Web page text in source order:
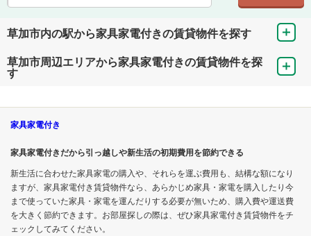
草加市内の駅から家具家電付きの賃貸物件を探す
草加市周辺エリアから家具家電付きの賃貸物件を探
す
家具家電付き
家具家電付きだから引っ越しや新生活の初期費用を節約できる
新生活に合わせた家具家電の購入や、それらを運ぶ費用も、結構な額になり
ますが、家具家電付き賃貸物件なら、あらかじめ家具・家電を購入したり今
まで使っていた家具・家電を運んだりする必要が無いため、購入費や運送費
を大きく節約できます。お部屋探しの際は、ぜひ家具家電付き賃貸物件をチ
ェックしてみてください。